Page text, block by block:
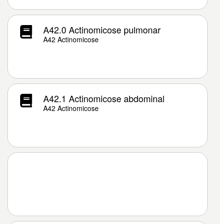
A42.0 Actinomicose pulmonar
A42 Actinomicose
A42.1 Actinomicose abdominal
A42 Actinomicose